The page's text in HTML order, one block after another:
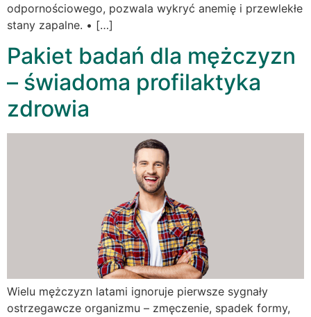
odpornościowego, pozwala wykryć anemię i przewlekłe
stany zapalne. • […]
Pakiet badań dla mężczyzn
– świadoma profilaktyka
zdrowia
Wielu mężczyzn latami ignoruje pierwsze sygnały
ostrzegawcze organizmu – zmęczenie, spadek formy,